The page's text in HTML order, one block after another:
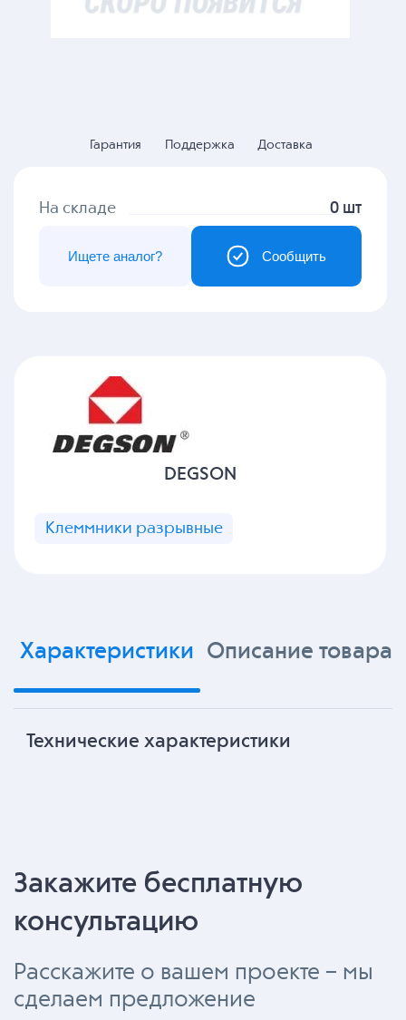
Гарантия Поддержка Доставка
На складе 0 шт
Сообщить
Ищете аналог?
DEGSON
Клеммники разрывные
Характеристики Описание товара
Технические характеристики
Закажите бесплатную
консультацию
Расскажите о вашем проекте – мы
сделаем предложение